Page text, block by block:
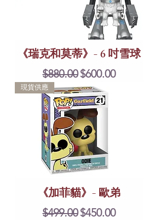
《瑞克和莫蒂》- 6 吋雪球
Regular Price
$880.00Sale Price
$600.00
現貨供應
《加菲貓》- 歐弟
Regular Price
$499.00Sale Price
$450.00